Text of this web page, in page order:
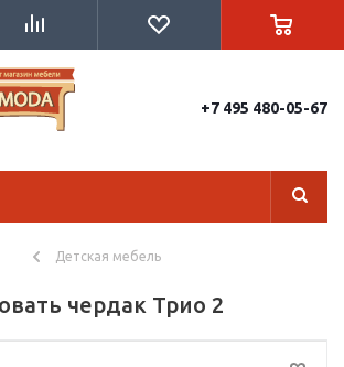
+7 495 480-05-67
Детская мебель
чердак Трио 2